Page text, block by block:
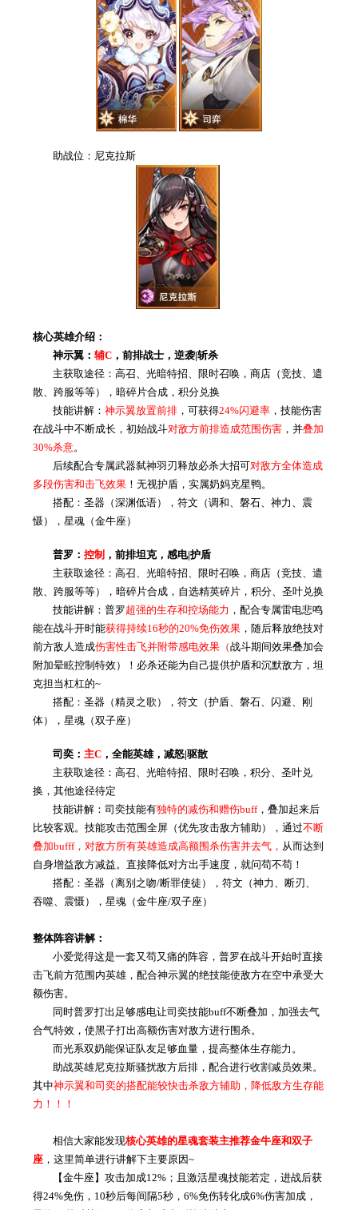
助战位：尼克拉斯
核心英雄介绍：
神示翼：辅C ，前排战士，逆袭|斩杀
主获取途径：高召、光暗特招、限时召唤，商店（竞技、遣
散、跨服等等），暗碎片合成，积分兑换
技能讲解：神示翼放置前排 ，可获得24%闪避率 ，技能伤害
在战斗中不断成长，初始战斗对敌方前排造成范围伤害，并叠加
30%杀意。
后续配合专属武器弑神羽刃释放必杀大招可对敌方全体造成
多段伤害和击飞效果！无视护盾，实属奶妈克星鸭。
搭配：圣器（深渊低语），符文（调和、磐石、神力、震
慑），星魂（金牛座）
普罗：控制 ，前排坦克，感电|护盾
主获取途径：高召、光暗特招、限时召唤，商店（竞技、遣
散、跨服等等），暗碎片合成，自选精英碎片，积分、圣叶兑换
技能讲解：普罗超强的生存和控场能力 ，配合专属雷电悲鸣
能在战斗开时能获得持续16秒的20%免伤效果，随后释放绝技对
前方敌人造成伤害性击飞并附带感电效果（战斗期间效果叠加会
附加晕眩控制特效）！必杀还能为自己提供护盾和沉默敌方，坦
克担当杠杠的~
搭配：圣器（精灵之歌），符文（护盾、磐石、闪避、刚
体），星魂（双子座）
司奕：主C ，全能英雄，减怒|驱散
主获取途径：高召、光暗特招、限时召唤，积分、圣叶兑
换，其他途径待定
技能讲解：司奕技能有独特的减伤和赠伤buff，叠加起来后
比较客观。技能攻击范围全屏（优先攻击敌方辅助），通过不断
叠加bufff，对敌方所有英雄造成高额围杀伤害并去气， 从而达到
自身增益敌方减益。直接降低对方出手速度，就问苟不苟！
搭配：圣器（离别之吻/断罪使徒），符文（神力、断刃、
吞噬、震慑），星魂（金牛座/双子座）
整体阵容讲解：
小爱觉得这是一套又苟又痛的阵容，普罗在战斗开始时直接
击飞前方范围内英雄，配合神示翼的绝技能使敌方在空中承受大
额伤害。
同时普罗打出足够感电让司奕技能buff不断叠加，加强去气
合气特效，使黑子打出高额伤害对敌方进行围杀。
而光系双奶能保证队友足够血量，提高整体生存能力。
助战英雄尼克拉斯骚扰敌方后排，配合进行收割减员效果。
其中神示翼和司奕的搭配能较快击杀敌方辅助，降低敌方生存能
力！！！
相信大家能发现核心英雄的星魂套装主推荐金牛座和双子
座，这里简单进行讲解下主要原因~
【金牛座】攻击加成12%；且激活星魂技能若定，进战后获
得24%免伤，10秒后每间隔5秒，6%免伤转化成6%伤害加成，